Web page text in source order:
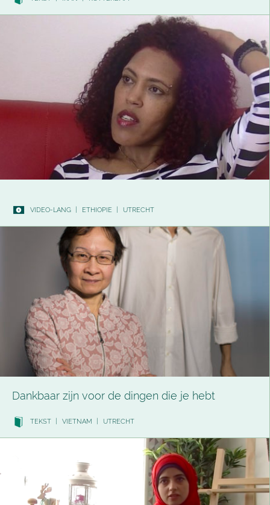
VIDEO-LANG ETHIOPIE UTRECHT
Dankbaar zijn voor de dingen die je hebt
TEKST VIETNAM UTRECHT